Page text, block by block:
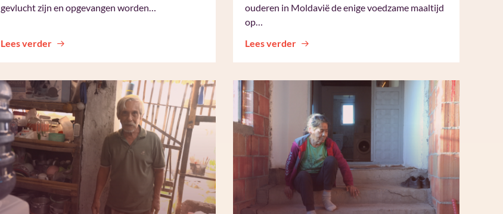
gevlucht zijn en opgevangen worden…
Lees verder
ouderen in Moldavië de enige voedzame maaltijd
op…
Lees verder